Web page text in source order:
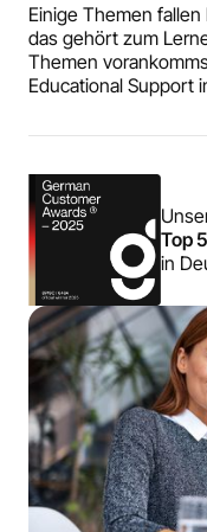
Einige Themen
das gehört zum
Themen
Educational Support
Top
in